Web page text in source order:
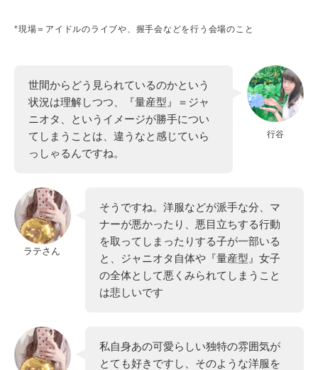
*現場＝アイドルのライブや、握手会などを行う会場のこと
行谷
世間からどう見られているのかという
状況は理解しつつ、『量産型』＝ジャ
ニオタ、というイメージが勝手につい
てしまうことは、違うなと感じていら
っしゃるんですね。
ラテさん
そうですね。洋服などが派手な分、マ
ナーが悪かったり、悪目立ちする行動
を取ってしまったりする子が一部いる
と、ジャニオタ自体や『量産型』女子
の全体として悪くみられてしまうこと
は悲しいです
私自身あの可愛らしい独特の雰囲気が
とても好きですし、そのような洋服を